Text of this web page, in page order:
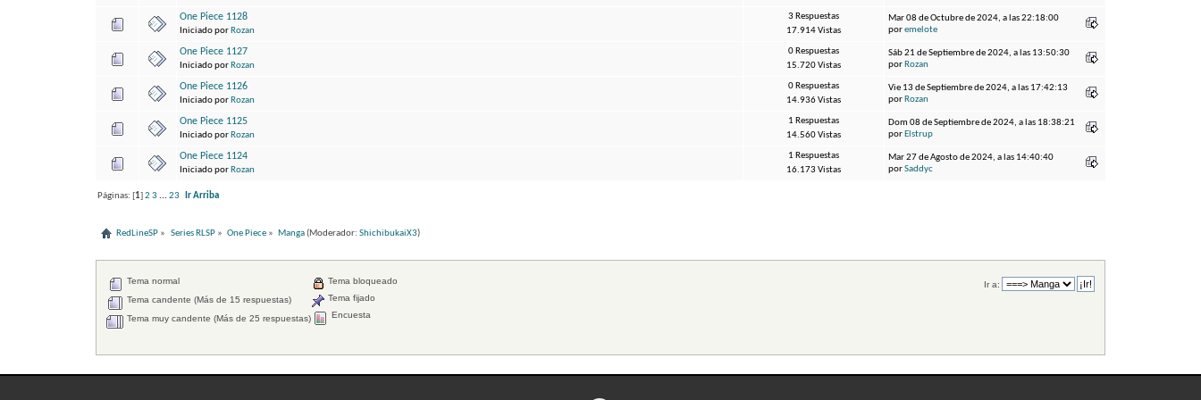
One Piece 1128
Iniciado porRozan
3 Respuestas
17.914 Vistas
Mar 08 de Octubre de 2024, a las 22:18:00
poremelote
One Piece 1127
Iniciado porRozan
0 Respuestas
15.720 Vistas
Sáb 21 de Septiembre de 2024, a las 13:50:30
porRozan
One Piece 1126
Iniciado porRozan
0 Respuestas
14.936 Vistas
Vie 13 de Septiembre de 2024, a las 17:42:13
porRozan
One Piece 1125
Iniciado porRozan
1 Respuestas
14.560 Vistas
Dom 08 de Septiembre de 2024, a las 18:38:21
porElstrup
One Piece 1124
Iniciado porRozan
1 Respuestas
16.173 Vistas
Mar 27 de Agosto de 2024, a las 14:40:40
porSaddyc
Páginas: [1]2 3 ...23 Ir Arriba
RedLineSP » Series RLSP» One Piece » Manga(Moderador:ShichibukaiX3)
Ir a:
Tema normal
Tema candente (Más de 15 respuestas)
Tema muy candente (Más de 25 respuestas)
Tema bloqueado
Tema fijado
Encuesta